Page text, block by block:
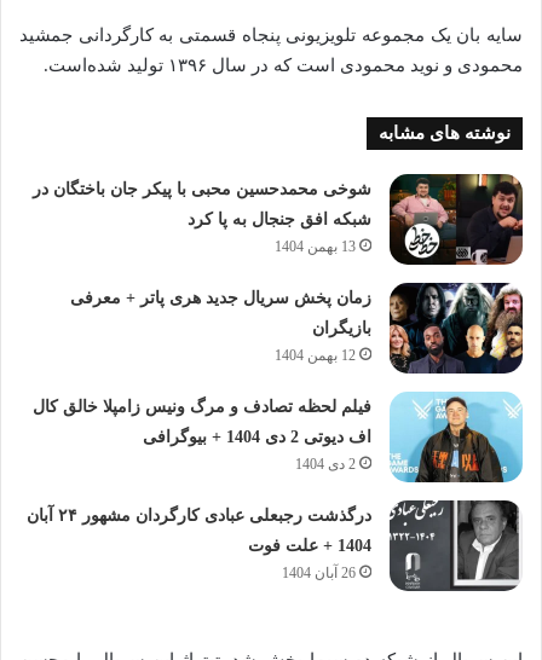
سایه بان یک مجموعه تلویزیونی پنجاه قسمتی به کارگردانی جمشید
محمودی و نوید محمودی است که در سال ۱۳۹۶ تولید شده‌است.
نوشته های مشابه
شوخی محمدحسین محبی با پیکر جان باختگان در
شبکه افق جنجال به پا کرد
13 بهمن 1404
زمان پخش سریال جدید هری پاتر + معرفی
بازیگران
12 بهمن 1404
فیلم لحظه تصادف و مرگ ونیس زامپلا خالق کال
اف دیوتی 2 دی 1404 + بیوگرافی
2 دی 1404
درگذشت رجبعلی عبادی کارگردان مشهور ۲۴ آبان
1404 + علت فوت
26 آبان 1404